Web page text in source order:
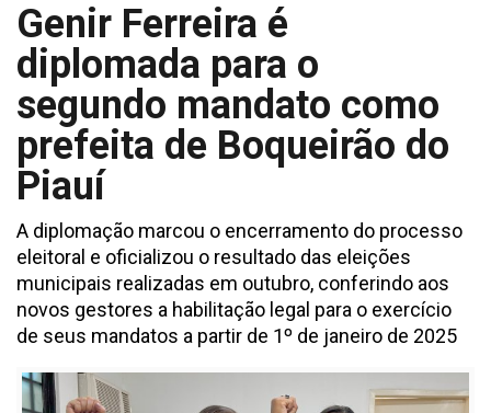
Genir Ferreira é
diplomada para o
segundo mandato como
prefeita de Boqueirão do
Piauí
A diplomação marcou o encerramento do processo
eleitoral e oficializou o resultado das eleições
municipais realizadas em outubro, conferindo aos
novos gestores a habilitação legal para o exercício
de seus mandatos a partir de 1º de janeiro de 2025